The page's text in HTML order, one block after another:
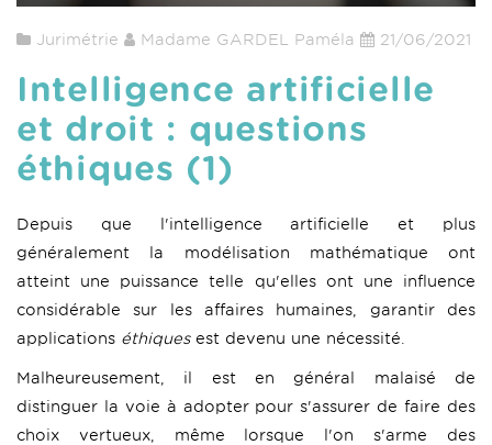
Jurimétrie Madame GARDEL Paméla 21/06/2021
Intelligence artificielle
et droit : questions
éthiques (1)
Depuis que l'intelligence artificielle et plus
généralement la modélisation mathématique ont
atteint une puissance telle qu'elles ont une influence
considérable sur les affaires humaines, garantir des
applications éthiquesest devenu une nécessité.
Malheureusement, il est en général malaisé de
distinguer la voie à adopter pour s'assurer de faire des
choix vertueux, même lorsque l'on s'arme des